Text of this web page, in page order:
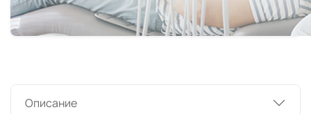
Описание